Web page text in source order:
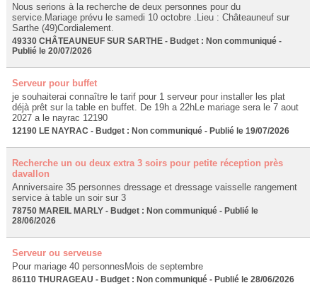
Nous serions à la recherche de deux personnes pour du
service.Mariage prévu le samedi 10 octobre .Lieu : Châteauneuf sur
Sarthe (49)Cordialement.
49330 CHÂTEAUNEUF SUR SARTHE - Budget : Non communiqué -
Publié le 20/07/2026
Serveur pour buffet
je souhaiterai connaître le tarif pour 1 serveur pour installer les plat
déjà prêt sur la table en buffet. De 19h a 22hLe mariage sera le 7 aout
2027 a le nayrac 12190
12190 LE NAYRAC - Budget : Non communiqué - Publié le 19/07/2026
Recherche un ou deux extra 3 soirs pour petite réception près
davallon
Anniversaire 35 personnes dressage et dressage vaisselle rangement
service à table un soir sur 3
78750 MAREIL MARLY - Budget : Non communiqué - Publié le
28/06/2026
Serveur ou serveuse
Pour mariage 40 personnesMois de septembre
86110 THURAGEAU - Budget : Non communiqué - Publié le 28/06/2026